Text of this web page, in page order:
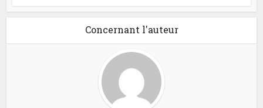
Concernant l'auteur